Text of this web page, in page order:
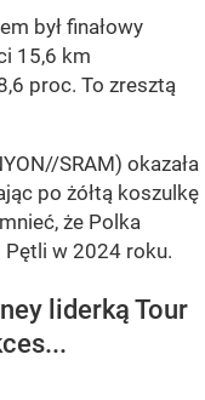
był finałowy
15,6 km
proc. To zresztą
SRAM) okazała
po żółtą koszulkę
że Polka
w 2024 roku.
liderką Tour